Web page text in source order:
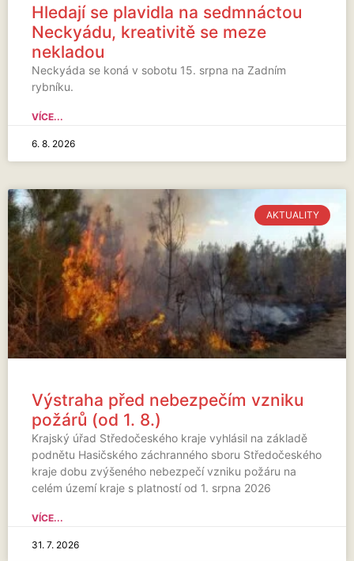
Hledají se plavidla na sedmnáctou
Neckyádu, kreativitě se meze
nekladou
Neckyáda se koná v sobotu 15. srpna na Zadním
rybníku.
VÍCE...
6. 8. 2026
AKTUALITY
Výstraha před nebezpečím vzniku
požárů (od 1. 8.)
Krajský úřad Středočeského kraje vyhlásil na základě
podnětu Hasičského záchranného sboru Středočeského
kraje dobu zvýšeného nebezpečí vzniku požáru na
celém území kraje s platností od 1. srpna 2026
VÍCE...
31. 7. 2026